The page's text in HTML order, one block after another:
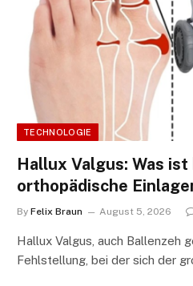
TECHNOLOGIE
Hallux Valgus: Was ist
orthopädische
By Felix Braun August 5, 2026
Hallux Valgus, auch Ballenzeh
Fehlstellung, bei der sich der